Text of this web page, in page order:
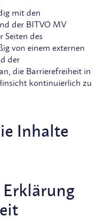
mit den
der BITVO MV
Seiten des
von einem externen
der
die Barrierefreiheit in
kontinuierlich zu
Inhalte
Erklärung